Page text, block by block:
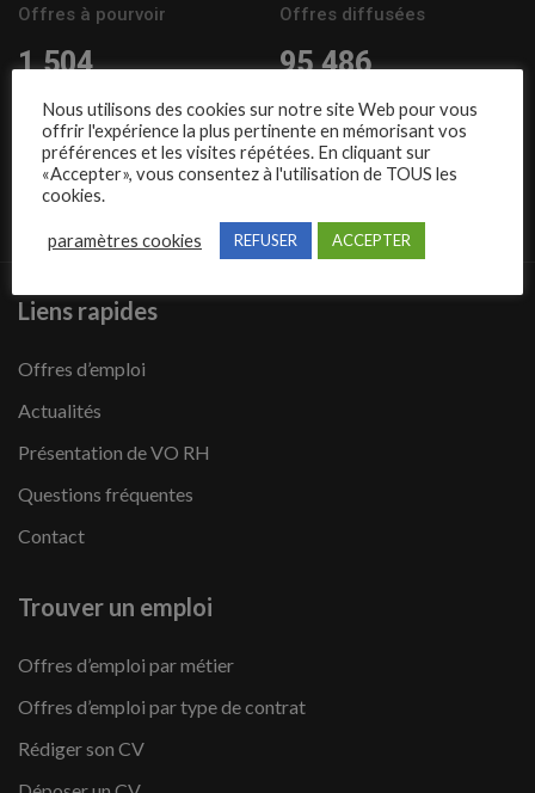
Offres à pourvoir Offres diffusées
1,504
Entreprises
95,486
Candidats
Nous suivre
Liens rapides
Offres d’emploi
Actualités
Présentation de VO RH
Questions fréquentes
Contact
Trouver un emploi
Offres d’emploi par métier
Offres d’emploi par type de contrat
Rédiger son CV
Nous utilisons des cookies sur notre site Web pour vous
offrir l'expérience la plus pertinente en mémorisant vos
préférences et les visites répétées. En cliquant sur
«Accepter», vous consentez à l'utilisation de TOUS les
cookies.
paramètres cookies REFUSER ACCEPTER